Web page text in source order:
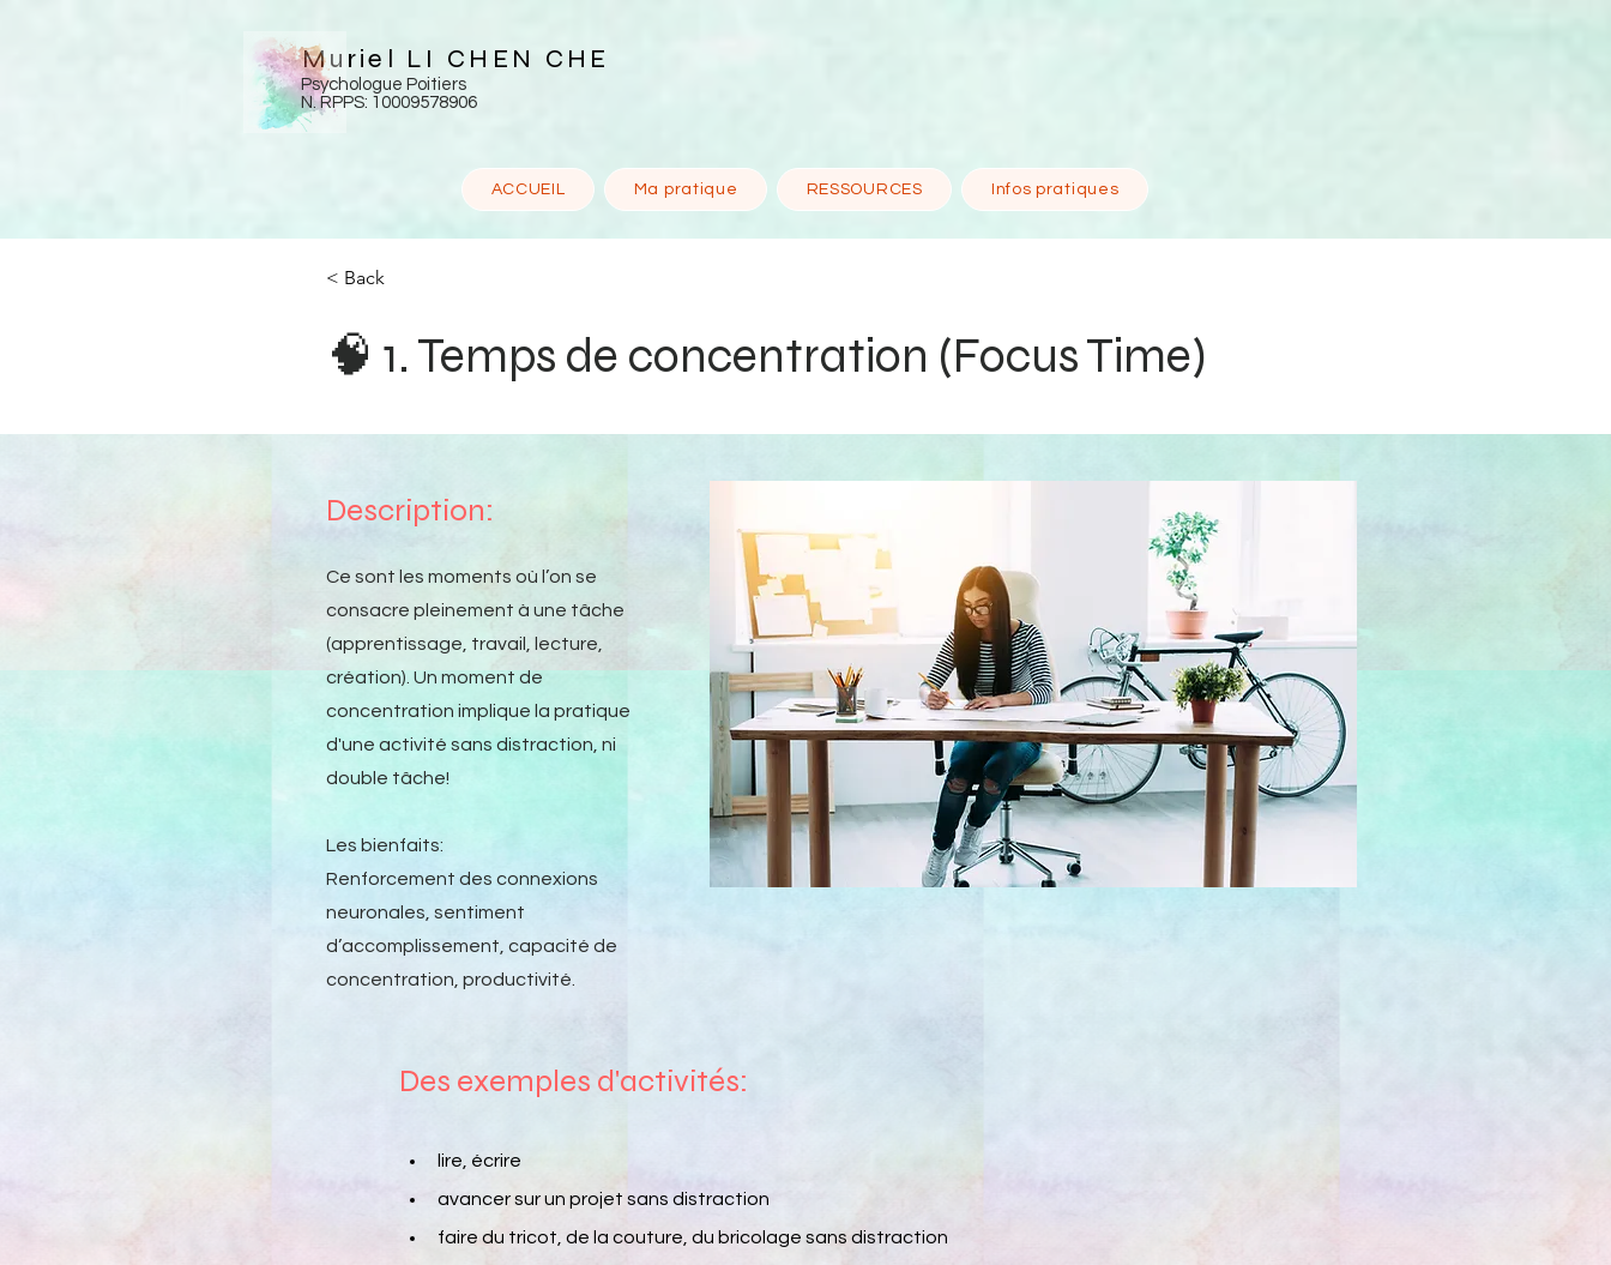
Muriel LI CHEN CHE
Psychologue Poitiers
N. RPPS: 10009578906
ACCUEIL Ma pratique RESSOURCES Infos pratiques
< Back
🧠 1. Temps de concentration (Focus Time)
Description:
Ce sont les moments où l’on se
consacre pleinement à une tâche
(apprentissage, travail, lecture,
création). Un moment de
concentration implique la pratique
d'une activité sans distraction, ni
double tâche!
Les bienfaits:
Renforcement des connexions
neuronales, sentiment
d’accomplissement, capacité de
concentration, productivité.
Des exemples d'activités:
lire, écrire
avancer sur un projet sans distraction
faire du tricot, de la couture, du bricolage sans distraction